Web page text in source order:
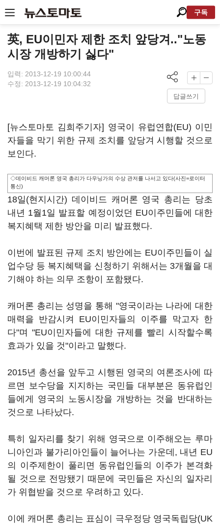
구독
英, EU이민자 제한 조치 앞당겨.."노동
시장 개방하기 싫다"
입력: 2013-12-19 10:00:44
수정: 2013-12-19 10:04:32
답글쓰기
[뉴스토마토 김희주기자] 영국이 유럽연합(EU) 이민
자들을 막기 위한 규제 조치를 앞당겨 시행할 것으로
보인다.
◇데이비드 캐머론 영국 총리가 다우닝가의 수상 관저를 나서고 있다(사진=로이터
통신)
18일(현지시간) 데이비드 캐머론 영국 총리는 당초
내년 1월1일 발표할 예정이었던 EU이주민들에 대한
복지혜택 제한 방안을 미리 발표했다.
이번에 발표된 규제 조치 방안에는 EU이주민들이 실
업수당 등 복지혜택을 신청하기 위해서는 3개월을 대
기해야 하는 의무 조항이 포함됐다.
캐머론 총리는 성명을 통해 "영국이라는 나라에 대한
매력을 반감시켜 EU이민자들의 이주를 막고자 한
다"며 "EU이민자들에 대한 규제를 빨리 시작할수록
효과가 있을 것"이라고 말했다.
2015년 총선을 앞두고 시행된 영국의 여론조사에 따
르면 보수당을 지지하는 국민들 대부분은 동유럽인
들에게 영국의 노동시장을 개방하는 것을 반대하는
것으로 나타났다.
특히 일자리를 찾기 위해 영국으로 이주해오는 루마
니아인과 불가리아인들이 늘어나는 가운데, 내년 EU
의 이주제한이 풀리면 동유럽인들의 이주가 본격화
될 것으로 전망됐기 때문에 국민들은 자신의 일자리
가 위협받을 것으로 우려하고 있다.
이에 캐머론 총리는 표심이 극우정당 영국독립당(UK